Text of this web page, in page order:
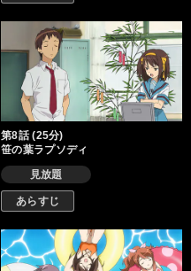
第8話 (25分)
笹の葉ラプソディ
見放題
あらすじ